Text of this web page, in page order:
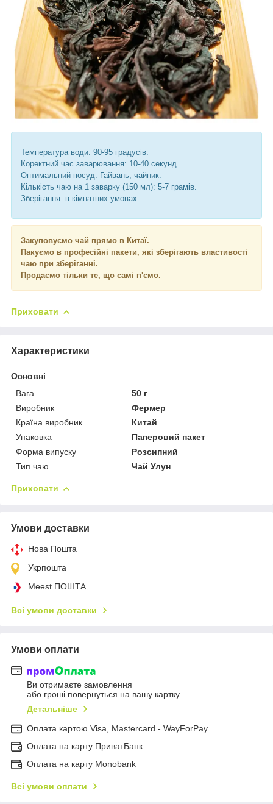
Температура води: 90-95 градусів.
Коректний час заварювання: 10-40 секунд.
Оптимальний посуд: Гайвань, чайник.
Кількість чаю на 1 заварку (150 мл): 5-7 грамів.
Зберігання: в кімнатних умовах.
Закуповуємо чай прямо в Китаї.
Пакуємо в професійні пакети, які зберігають властивості
чаю при зберіганні.
Продаємо тільки те, що самі п'ємо.
Приховати
Характеристики
Основні
Вага
50 г
Виробник
Фермер
Країна виробник
Китай
Упаковка
Паперовий пакет
Форма випуску
Розсипний
Тип чаю
Чай Улун
Приховати
Умови доставки
Нова Пошта
Укрпошта
Meest ПОШТА
Всі умови доставки
Умови оплати
Ви отримаєте замовлення
або гроші повернуться на вашу картку
Детальніше
Оплата картою Visa, Mastercard - WayForPay
Оплата на карту ПриватБанк
Оплата на карту Monobank
Всі умови оплати